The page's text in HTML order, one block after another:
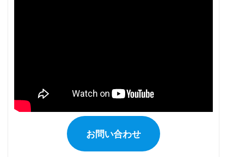
お問い合わせ